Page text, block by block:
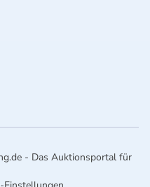
- Das Auktionsportal für